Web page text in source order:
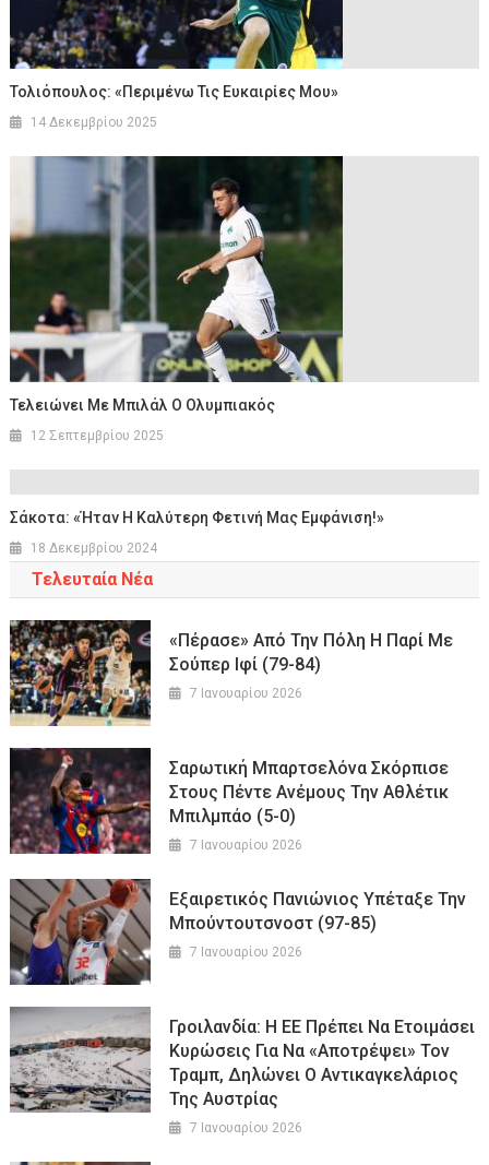
Τολιόπουλος: «Περιμένω Τις Ευκαιρίες Μου»
14 Δεκεμβρίου 2025
Τελειώνει Με Μπιλάλ Ο Ολυμπιακός
12 Σεπτεμβρίου 2025
Σάκοτα: «Ήταν Η Καλύτερη Φετινή Μας Εμφάνιση!»
18 Δεκεμβρίου 2024
Τελευταία Νέα
«Πέρασε» Από Την Πόλη Η Παρί Με
Σούπερ Ιφί (79-84)
7 Ιανουαρίου 2026
Σαρωτική Μπαρτσελόνα Σκόρπισε
Στους Πέντε Ανέμους Την Αθλέτικ
Μπιλμπάο (5-0)
7 Ιανουαρίου 2026
Εξαιρετικός Πανιώνιος Υπέταξε Την
Μπούντουτσνοστ (97-85)
7 Ιανουαρίου 2026
Γροιλανδία: Η ΕΕ Πρέπει Να Ετοιμάσει
Κυρώσεις Για Να «αποτρέψει» Τον
Τραμπ, Δηλώνει Ο Αντικαγκελάριος
Της Αυστρίας
7 Ιανουαρίου 2026